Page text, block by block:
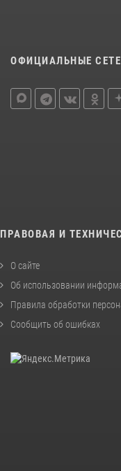
ОФИЦИАЛЬНЫЕ
ПРАВОВАЯ И
О сайте
Об использовании
Правила обработки
Сообщить об ошибках